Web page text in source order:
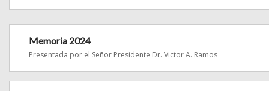
Memoria 2024
Presentada por el Señor Presidente Dr. Victor A. Ramos